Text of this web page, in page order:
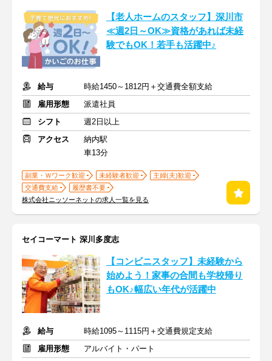
【老人ホームのスタッフ】深川市
≪週2日～OK≫資格があれば未経
験でもOK！若手も活躍中♪
給与
時給1450～1812円＋交通費全額支給
雇用形態
派遣社員
シフト
週2日以上
アクセス
納内駅
車13分
副業・Ｗワーク歓迎 未経験者歓迎
主婦(夫)歓迎
交通費支給
履歴書不要
株式会社ニッソーネットの求人一覧を見る
セイコーマート 深川多度志
【コンビニスタッフ】未経験から
始めよう！家事の合間も学校帰り
もOK♪幅広い年代が活躍中
給与
時給1095～1115円＋交通費規定支給
雇用形態
アルバイト・パート